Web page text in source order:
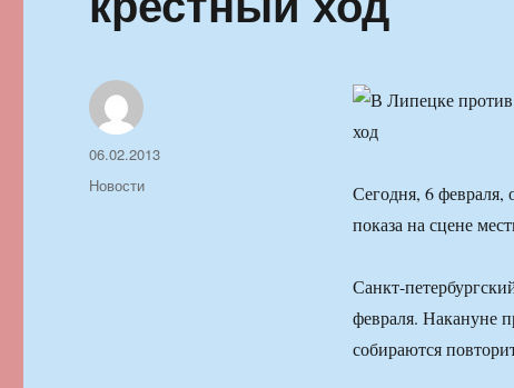
Сегодня, 6 февраля,
показа на сцене
Санкт-
февраля. Накануне
собираются
Автор
Опубликовано
06.02.2013
Рубрики
Новости